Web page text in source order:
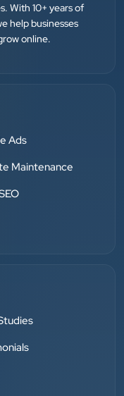
created a
service. They
communicate
and
With 10+ years of
help businesses
online.
Ads
Maintenance